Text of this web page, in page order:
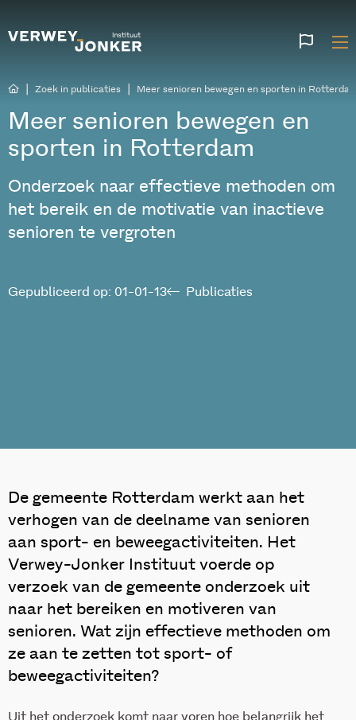
Zoek in publicaties Meer senioren bewegen en sporten in
Meer senioren bewegen en
sporten in Rotterdam
Onderzoek naar effectieve methoden om
het bereik en de motivatie van inactieve
senioren te vergroten
Publicaties
Gepubliceerd op: 01-01-13
De gemeente Rotterdam werkt aan het
verhogen van de deelname van senioren
aan sport- en beweegactiviteiten. Het
Verwey-Jonker Instituut voerde op
verzoek van de gemeente onderzoek uit
naar het bereiken en motiveren van
senioren. Wat zijn effectieve methoden om
ze aan te zetten tot sport- of
beweegactiviteiten?
Uit het onderzoek komt naar voren hoe belangrijk het